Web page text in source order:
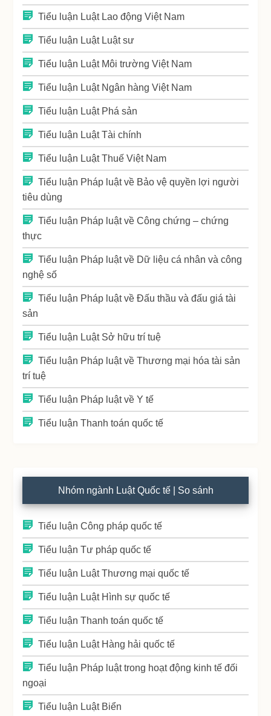
Tiểu luận Luật Lao động Việt Nam
Tiểu luận Luật Luật sư
Tiểu luận Luật Môi trường Việt Nam
Tiểu luận Luật Ngân hàng Việt Nam
Tiểu luận Luật Phá sản
Tiểu luận Luật Tài chính
Tiểu luận Luật Thuế Việt Nam
Tiểu luận Pháp luật về Bảo vệ quyền lợi người
tiêu dùng
Tiểu luận Pháp luật về Công chứng – chứng
thực
Tiểu luận Pháp luật về Dữ liệu cá nhân và công
nghệ số
Tiểu luận Pháp luật về Đấu thầu và đấu giá tài
sản
Tiểu luận Luật Sở hữu trí tuệ
Tiểu luận Pháp luật về Thương mại hóa tài sản
trí tuệ
Tiểu luận Pháp luật về Y tế
Tiểu luận Thanh toán quốc tế
Nhóm ngành Luật Quốc tế | So sánh
Tiểu luận Công pháp quốc tế
Tiểu luận Tư pháp quốc tế
Tiểu luận Luật Thương mại quốc tế
Tiểu luận Luật Hình sự quốc tế
Tiểu luận Thanh toán quốc tế
Tiểu luận Luật Hàng hải quốc tế
Tiểu luận Pháp luật trong hoạt động kinh tế đối
ngoại
Tiểu luận Luật Biển